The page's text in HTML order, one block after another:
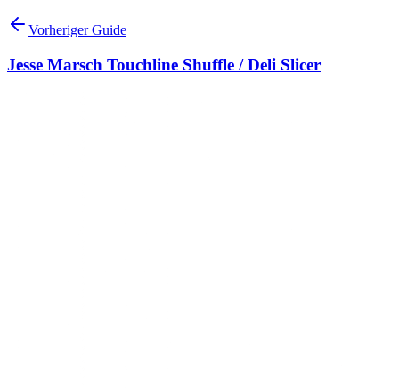
Vorheriger Guide
Jesse Marsch Touchline Shuffle / Deli Slicer